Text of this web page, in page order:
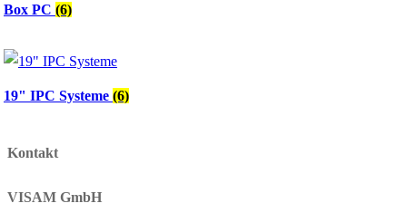
Box PC (6)
19" IPC Systeme (6)
Kontakt
VISAM GmbH